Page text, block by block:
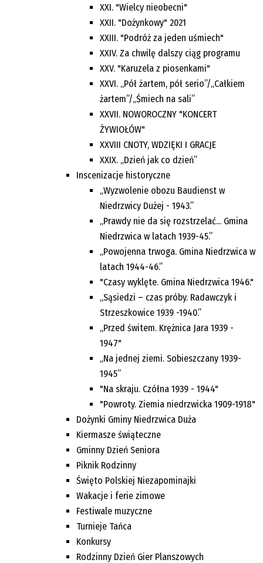
XXI. "Wielcy nieobecni"
XXII. "Dożynkowy" 2021
XXIII. "Podróż za jeden uśmiech"
XXIV. Za chwilę dalszy ciąg programu
XXV. "Karuzela z piosenkami"
XXVI. „Pół żartem, pół serio”/„Całkiem
żartem”/„Śmiech na sali”
XXVII. NOWOROCZNY "KONCERT
ŻYWIOŁÓW"
XXVIII CNOTY, WDZIĘKI I GRACJE
XXIX. „Dzień jak co dzień”
Inscenizacje historyczne
„Wyzwolenie obozu Baudienst w
Niedrzwicy Dużej - 1943.”
„Prawdy nie da się rozstrzelać... Gmina
Niedrzwica w latach 1939-45.”
„Powojenna trwoga. Gmina Niedrzwica w
latach 1944-46.”
"Czasy wyklęte. Gmina Niedrzwica 1946."
„Sąsiedzi – czas próby. Radawczyk i
Strzeszkowice 1939 -1940.”
„Przed świtem. Krężnica Jara 1939 -
1947"
„Na jednej ziemi. Sobieszczany 1939-
1945”
"Na skraju. Czółna 1939 - 1944"
"Powroty. Ziemia niedrzwicka 1909-1918"
Dożynki Gminy Niedrzwica Duża
Kiermasze świąteczne
Gminny Dzień Seniora
Piknik Rodzinny
Święto Polskiej Niezapominajki
Wakacje i ferie zimowe
Festiwale muzyczne
Turnieje Tańca
Konkursy
Rodzinny Dzień Gier Planszowych